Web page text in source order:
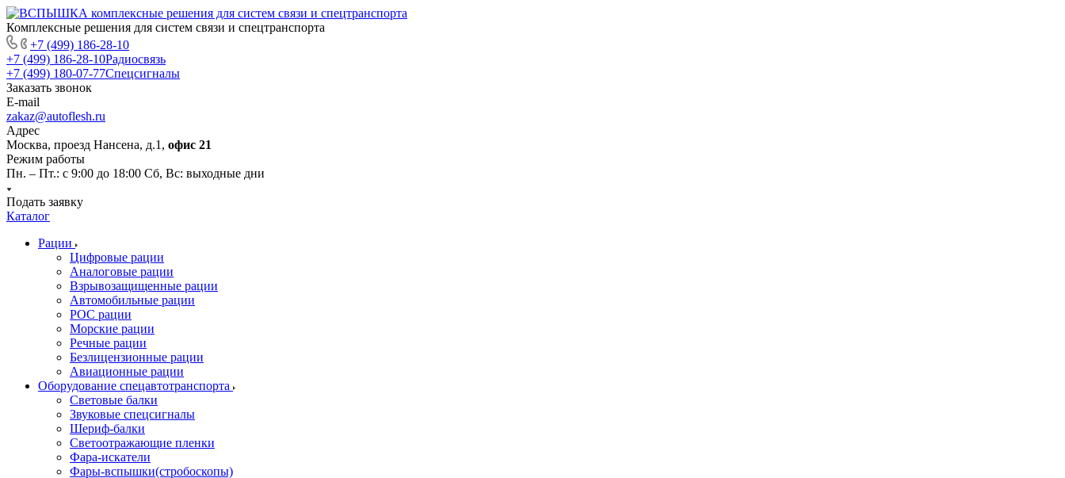
Комплексные решения для систем связи и спецтранспорта
+7 (499) 186-28-10
+7 (499) 186-28-10Радиосвязь
+7 (499) 180-07-77Спецсигналы
Заказать звонок
E-mail
zakaz@autoflesh.ru
Адрес
Москва, проезд Нансена, д.1, офис 21
Режим работы
Пн. – Пт.: с 9:00 до 18:00 Cб, Вс: выходные дни
Подать заявку
Каталог
Рации
Цифровые рации
Аналоговые рации
Взрывозащищенные рации
Автомобильные рации
POC рации
Морские рации
Речные рации
Безлицензионные рации
Авиационные рации
Оборудование спецавтотранспорта
Световые балки
Звуковые спецсигналы
Шериф-балки
Светоотражающие пленки
Фара-искатели
Фары-вспышки(стробоскопы)